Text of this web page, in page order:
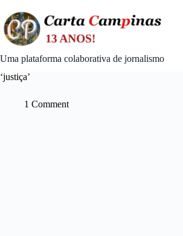
content
Uma plataforma colaborativa de jornalismo
‘justiça’
1 Comment